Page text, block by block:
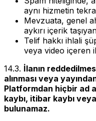
aynı hizmetin
Mevzuata, genel
aykırı içerik
Telif hakkı ihlali
veya video içeren
14.3. İlanın
alınması veya
Platformdan hiçbir ad
kaybı, itibar kaybı
bulunamaz.